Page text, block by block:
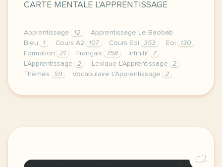
CARTE MENTALE L’APPRENTISSAGE
Apprentissage 12
Apprentissage Le Baobab
Bleu
1 Cours A2 107 Cours Eoi 353 Eoi
130
Formation
21 Français 758 Infinitif
7
L'Apprentissage
2 Lexique L'Apprentissage
2
Thèmes
59 Vocabulaire L'Apprentissage 2
image pixabay comcette derniere semaine de
C2